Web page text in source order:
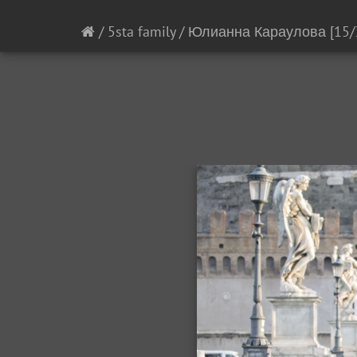
/ 5sta family/ Юлианна Караулова